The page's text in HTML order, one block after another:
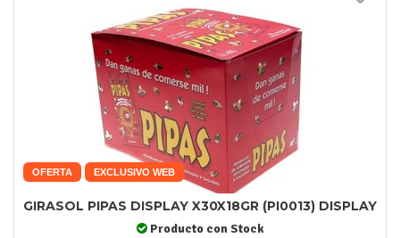
OFERTA EXCLUSIVO WEB
GIRASOL PIPAS DISPLAY X30X18GR (PI0013) DISPLAY
Producto con Stock